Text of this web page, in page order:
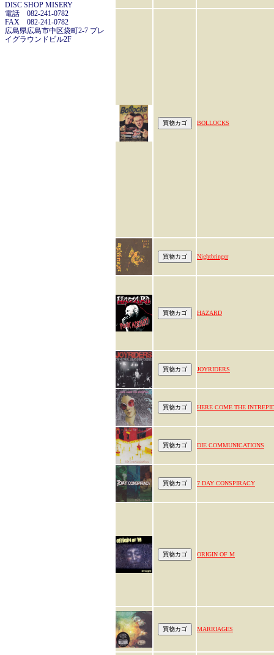
DISC SHOP MISERY
電話 082-241-0782
FAX 082-241-0782
広島県広島市中区袋町2-7 プレ
イグラウンドビル2F
BOLLOCKS
Nightbringer
HAZARD
JOYRIDERS
HERE COME THE
DIE COMMUNICATIONS
7 DAY CONSPIRACY
ORIGIN OF M
MARRIAGES